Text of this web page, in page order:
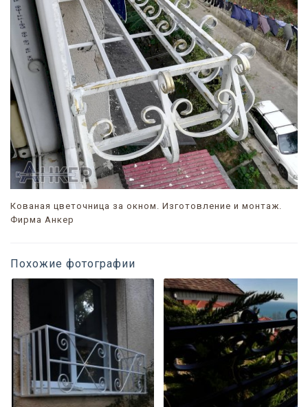
Кованая цветочница за окном. Изготовление и монтаж.
Фирма Анкер
Похожие фотографии